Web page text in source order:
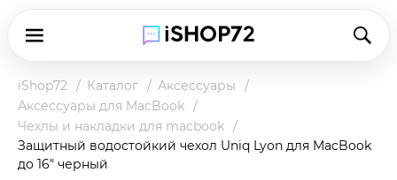
iShop72 Каталог
Аксессуары
Аксессуары для MacBook
Чехлы и накладки для macbook
Защитный водостойкий чехол Uniq Lyon для MacBook
до 16" черный